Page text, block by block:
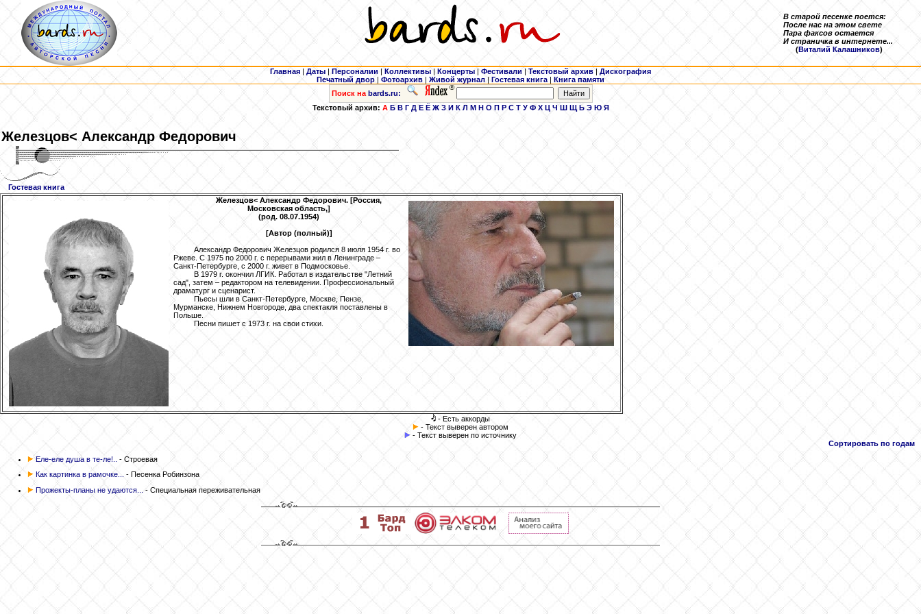
В старой песенке поется:
После нас на этом свете
Пара факсов остается
И страничка в интернете...
(Виталий Калашников)
Главная | Даты | Персоналии | Коллективы | Концерты | Фестивали | Текстовый архив | Дискография
Печатный двор | Фотоархив | Живой журнал | Гостевая книга | Книга памяти
Поиск на bards.ru:
Текстовый архив: А Б В Г Д Е Ё Ж З И К Л М Н О П Р С Т У Ф Х Ц Ч Ш Щ Ь Э Ю Я
Железцов< Александр Федорович
Гостевая книга
Железцов< Александр Федорович. [Россия,
Московская область,]
(род. 08.07.1954)
[Автор (полный)]
Александр Федорович Железцов родился 8 июля 1954 г. во
Ржеве. С 1975 по 2000 г. с перерывами жил в Ленинграде –
Санкт-Петербурге, с 2000 г. живет в Подмосковье.
В 1979 г. окончил ЛГИК. Работал в издательстве "Летний
сад", затем – редактором на телевидении. Профессиональный
драматург и сценарист.
Пьесы шли в Санкт-Петербурге, Москве, Пензе,
Мурманске, Нижнем Новгороде, два спектакля поставлены в
Польше.
Песни пишет с 1973 г. на свои стихи.
- Есть аккорды
- Текст выверен автором
- Текст выверен по источнику
Сортировать по годам
Еле-еле душа в те-ле!..
- Строевая
Как картинка в рамочке...
- Песенка Робинзона
Прожекты-планы не удаются...
- Специальная переживательная